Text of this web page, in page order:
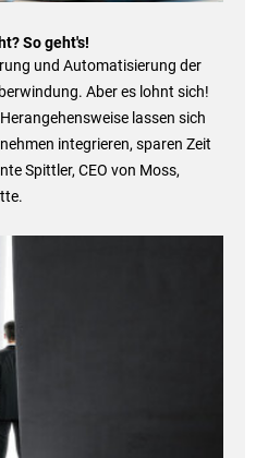
So geht's!
und Automatisierung der
Aber es lohnt sich!
lassen sich
integrieren, sparen Zeit
Spittler, CEO von Moss,